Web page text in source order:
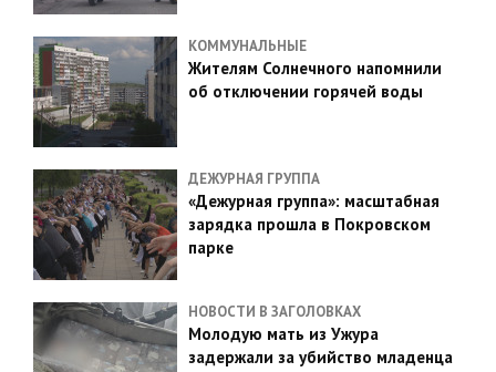
КОММУНАЛЬНЫЕ
Жителям Солнечного напомнили
об отключении горячей воды
ДЕЖУРНАЯ ГРУППА
«Дежурная группа»: масштабная
зарядка прошла в Покровском
парке
НОВОСТИ В ЗАГОЛОВКАХ
Молодую мать из Ужура
задержали за убийство младенца